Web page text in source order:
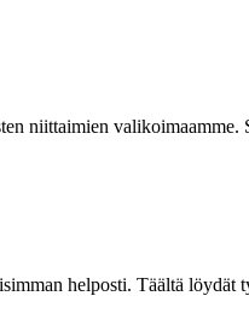
niittaimien
helposti. Täältä löydät